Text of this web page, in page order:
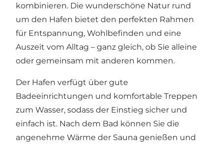
kombinieren. Die wunderschöne Natur rund
um den Hafen bietet den perfekten Rahmen
für Entspannung, Wohlbefinden und eine
Auszeit vom Alltag – ganz gleich, ob Sie alleine
oder gemeinsam mit anderen kommen.
Der Hafen verfügt über gute
Badeeinrichtungen und komfortable Treppen
zum Wasser, sodass der Einstieg sicher und
einfach ist. Nach dem Bad können Sie die
angenehme Wärme der Sauna genießen und